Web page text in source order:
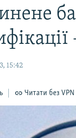
15:42
Читати без VPN